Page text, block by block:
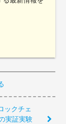
ックチェ
実証実験